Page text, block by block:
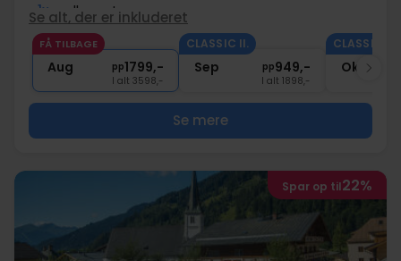
1x velkomstgave
1x 1 velkomstdrink
∞ Gratis parkering
Se alt, der er inkluderet
FÅ TILBAGE
Aug pp1799,-
I alt 3598,-
CLASSIC II.
Sep pp949,-
I alt 1898,-
CLASSIC II.
Okt
Se mere
Spar op til22%